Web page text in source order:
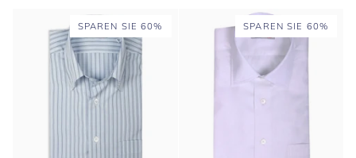
SPAREN SIE 60% SPAREN SIE 60%